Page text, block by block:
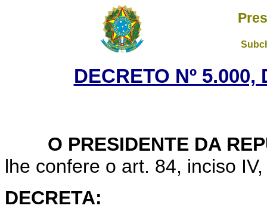
DECRETO Nº 5.000,
O PRESIDENTE DA
lhe confere o art. 84, inciso
DECRETA: